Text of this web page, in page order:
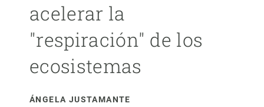
acelerar la
"respiración" de los
ecosistemas
ÁNGELA JUSTAMANTE